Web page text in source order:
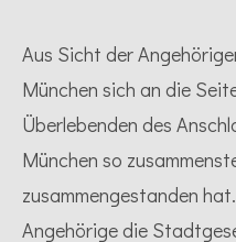
Aus Sicht der
München sich an die
Überlebenden des
München so
zusammengestanden
Angehörige die